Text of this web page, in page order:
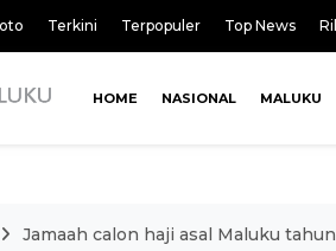
Terkini Terpopuler Top News
HOME NASIONAL MALUKU
Jamaah calon haji asal Maluku